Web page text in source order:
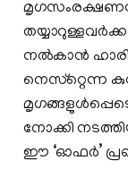
നല്‍കാന്‍
നെസ്‌റ്റെന്ന
നോക്കി
ഈ ‘ഓഫര്‍’